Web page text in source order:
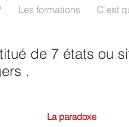
Les formations C'est
de 7 états ou
.
La paradoxe